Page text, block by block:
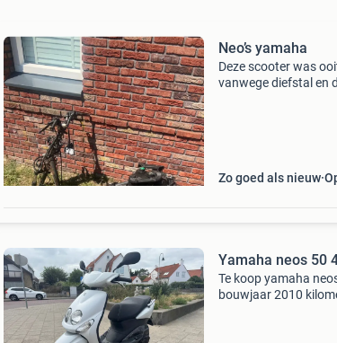
Neo’s yamaha
Deze scooter was
vanwege diefstal en
Zo goed als nieuw
Yamaha neos 50
Te koop yamaha
bouwjaar 2010